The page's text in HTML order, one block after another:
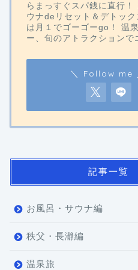
らまっすぐスパ銭に直行！
ウナdeリセット＆デトッ
は月１でゴーゴーgo！ 温
ー、旬のアトラクションで
＼ Follow me
記事一覧
お風呂・サウナ編
秩父・長瀞編
温泉旅